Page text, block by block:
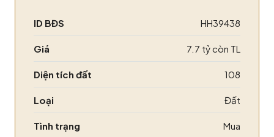
ID BĐS HH39438
Giá 7.7 tỷ còn TL
Diện tích đất 108
Loại Đất
Tình trạng Mua